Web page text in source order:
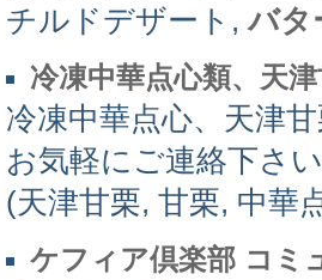
チルドデザート,バタ
冷凍中華点心類、天
冷凍中華点心、天津
お気軽にご連絡下さ
(天津甘栗, 甘栗, 中華
ケフィア倶楽部 コミ